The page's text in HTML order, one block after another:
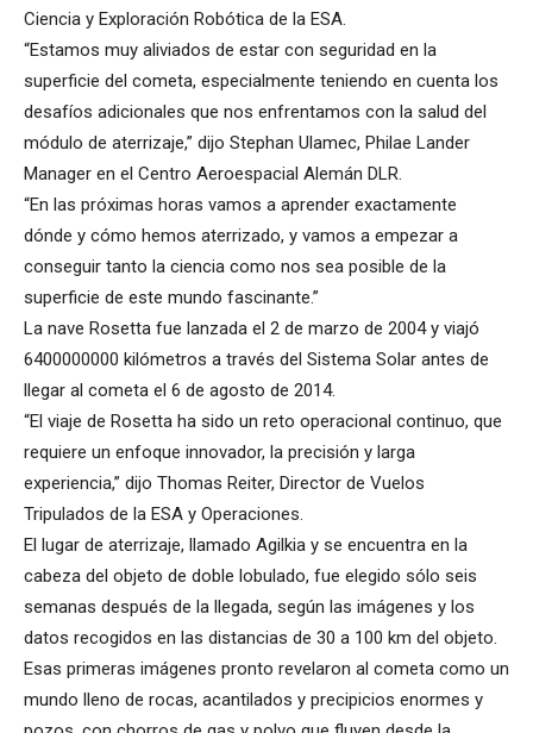
Ciencia y Exploración Robótica de la ESA.
“Estamos muy aliviados de estar con seguridad en la
superficie del cometa, especialmente teniendo en cuenta los
desafíos adicionales que nos enfrentamos con la salud del
módulo de aterrizaje,” dijo Stephan Ulamec, Philae Lander
Manager en el Centro Aeroespacial Alemán DLR.
“En las próximas horas vamos a aprender exactamente
dónde y cómo hemos aterrizado, y vamos a empezar a
conseguir tanto la ciencia como nos sea posible de la
superficie de este mundo fascinante.”
La nave Rosetta fue lanzada el 2 de marzo de 2004 y viajó
6400000000 kilómetros a través del Sistema Solar antes de
llegar al cometa el 6 de agosto de 2014.
“El viaje de Rosetta ha sido un reto operacional continuo, que
requiere un enfoque innovador, la precisión y larga
experiencia,” dijo Thomas Reiter, Director de Vuelos
Tripulados de la ESA y Operaciones.
El lugar de aterrizaje, llamado Agilkia y se encuentra en la
cabeza del objeto de doble lobulado, fue elegido sólo seis
semanas después de la llegada, según las imágenes y los
datos recogidos en las distancias de 30 a 100 km del objeto.
Esas primeras imágenes pronto revelaron al cometa como un
mundo lleno de rocas, acantilados y precipicios enormes y